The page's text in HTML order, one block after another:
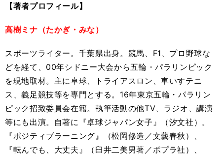
【著者プロフィール】
高樹ミナ（たかぎ・みな）
スポーツライター。千葉県出身。競馬、F1、プロ野球な
どを経て、00年シドニー大会から五輪・パラリンピック
を現地取材。主に卓球、トライアスロン、車いすテニ
ス、義足競技等を専門とする。16年東京五輪・パラリン
ピック招致委員会在籍。執筆活動の他TV、ラジオ、講演
等にも出演。自著に『卓球ジャパン女子』（汐文社）。
『ポジティブラーニング』（松岡修造／文藝春秋）、
『転んでも、大丈夫』（臼井二美男著／ポプラ社）、